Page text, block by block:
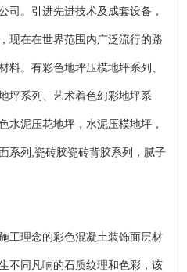
司。引进先进技术及成套设备，
现在在世界范围内广泛流行的路
料。有彩色地坪压模地坪系列、
坪系列、艺术着色幻彩地坪系
水泥压花地坪，水泥压模地坪，
系列,瓷砖胶瓷砖背胶系列，腻子
理念的彩色混凝土装饰面层材
不同凡响的石质纹理和色彩，该